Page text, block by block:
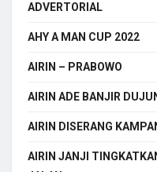
ADVERTORIAL
AHY A MAN CUP 2022
AIRIN – PRABOWO
AIRIN ADE BANJIR
AIRIN DISERANG
AIRIN JANJI